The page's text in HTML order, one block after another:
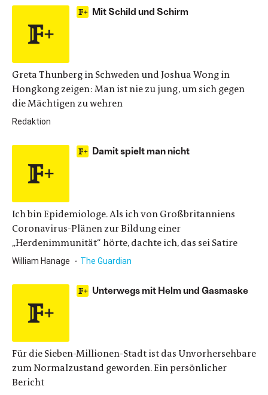
Mit Schild und Schirm
Greta Thunberg in Schweden und Joshua Wong in
Hongkong zeigen: Man ist nie zu jung, um sich gegen
die Mächtigen zu wehren
Redaktion
Damit spielt man nicht
Ich bin Epidemiologe. Als ich von Großbritanniens
Coronavirus-Plänen zur Bildung einer
„Herdenimmunität“ hörte, dachte ich, das sei Satire
William Hanage The Guardian
Unterwegs mit Helm und Gasmaske
Für die Sieben-Millionen-Stadt ist das Unvorhersehbare
zum Normalzustand geworden. Ein persönlicher
Bericht